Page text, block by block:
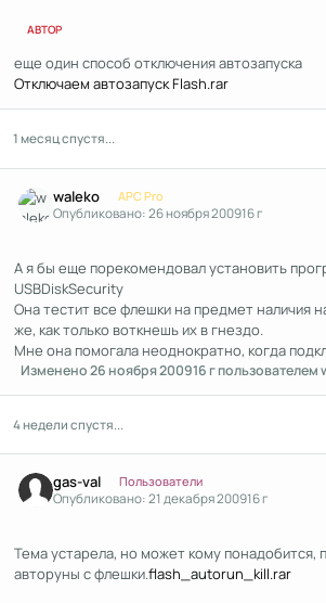
АВТОР
еще один способ отключения автозапуска
Отключаем автозапуск Flash.rar
1 месяц спустя...
waleko APC Pro
Опубликовано:26 ноября 200916 г
А я бы еще порекомендовал установить
USBDiskSecurity
Она тестит все флешки на предмет наличия
же, как только воткнешь их в гнездо.
Мне она помогала неоднократно, когда
Изменено26 ноября 200916 гпользователем
4 недели спустя...
gas-val Пользователи
Опубликовано:21 декабря 200916 г
Тема устарела, но может кому понадобится,
авторуны с флешки.flash_autorun_kill.rar